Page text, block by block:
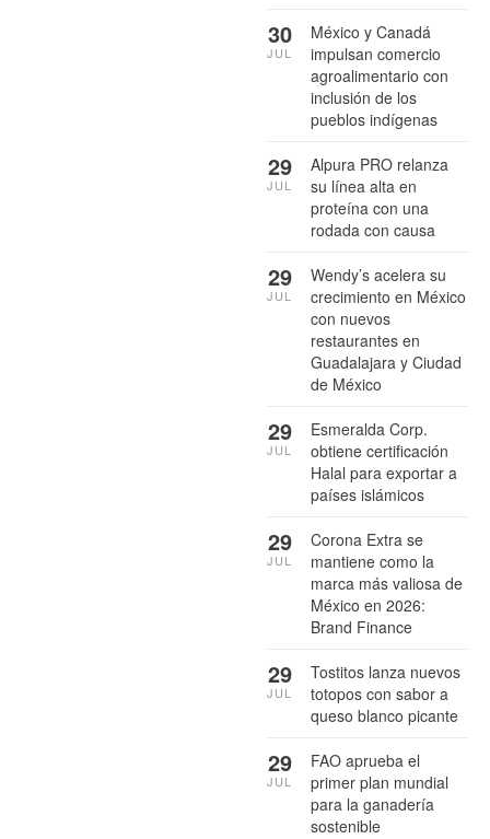
México y Canadá
impulsan comercio
agroalimentario con
inclusión de los
pueblos indígenas
30
JUL
Alpura PRO relanza
su línea alta en
proteína con una
rodada con causa
29
JUL
Wendy’s acelera su
crecimiento en México
con nuevos
restaurantes en
Guadalajara y Ciudad
de México
29
JUL
Esmeralda Corp.
obtiene certificación
Halal para exportar a
países islámicos
29
JUL
Corona Extra se
mantiene como la
marca más valiosa de
México en 2026:
Brand Finance
29
JUL
Tostitos lanza nuevos
totopos con sabor a
queso blanco picante
29
JUL
FAO aprueba el
primer plan mundial
para la ganadería
sostenible
29
JUL